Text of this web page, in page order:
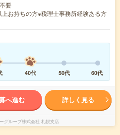
要
お持ちの方※税理士事務所経験ある方
40代 50代 60代
へ進む 詳しく見る
グループ株式会社 札幌支店